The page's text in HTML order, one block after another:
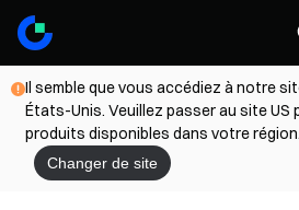
Il semble que vous accédiez à notre
États-Unis. Veuillez passer au site US
produits disponibles dans votre région.
Changer de site